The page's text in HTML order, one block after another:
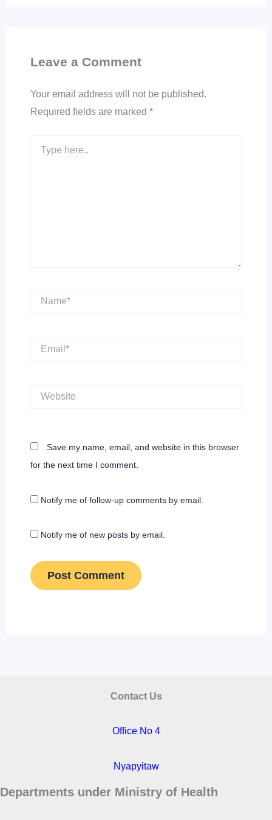
Leave a Comment
Your email address will not be published.
Required fields are marked *
here..
Website
Save my name, email, and website in this browser
for the next time I comment.
Notify me of follow-up comments by email.
Notify me of new posts by email.
Contact Us
Office No 4
Nyapyitaw
Departments under Ministry of Health